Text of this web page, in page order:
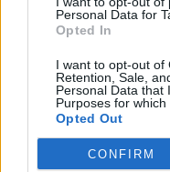
Personal Data for
Opted In
I want to opt-out of
Retention, Sale,
Personal Data that
Purposes for which
Opted Out
CONFIRM
Facebook